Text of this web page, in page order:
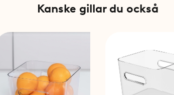
Kanske gillar du också